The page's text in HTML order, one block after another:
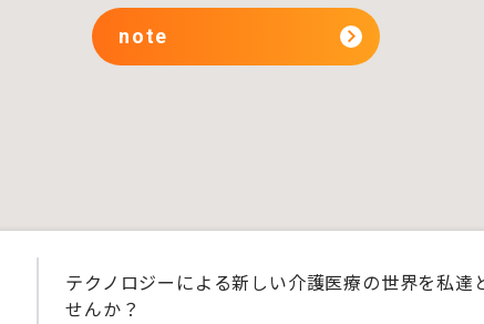
note
テクノロジーによる新しい介護医療の世界を私達
せんか？